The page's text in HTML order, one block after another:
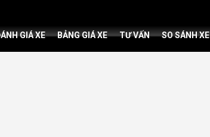
GIÁ XE BẢNG GIÁ XE TƯ VẤN SO SÁNH XE